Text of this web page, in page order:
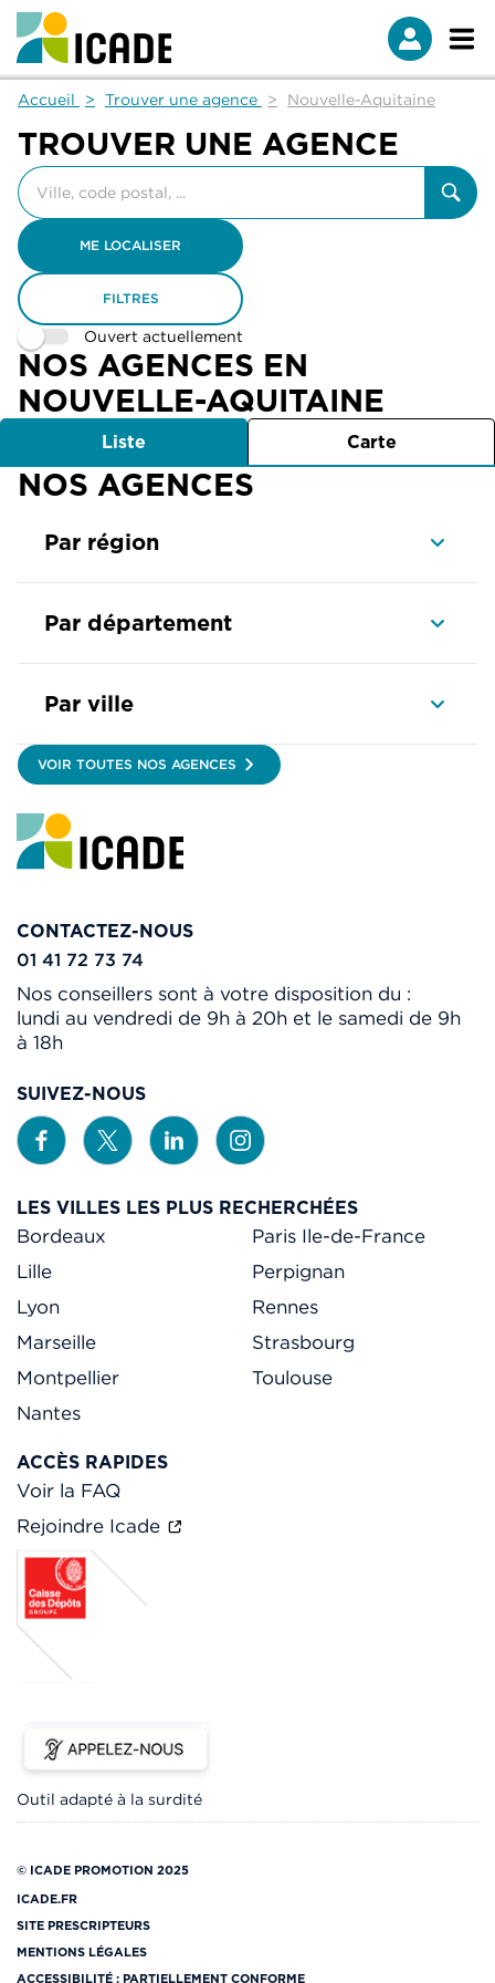
Accueil Trouver une agence Nouvelle-Aquitaine
TROUVER UNE AGENCE
Veuillez
renseigner
une
adresse
ME LOCALISER
FILTRES
Ouvert actuellement
NOS AGENCES EN
NOUVELLE-AQUITAINE
Liste Carte
NOS AGENCES
Par région
Par département
Par ville
VOIR TOUTES NOS AGENCES
CONTACTEZ-NOUS
01 41 72 73 74
Nos conseillers sont à votre disposition du :
lundi au vendredi de 9h à 20h et le samedi de 9h
à 18h
SUIVEZ-NOUS
LES VILLES LES PLUS RECHERCHÉES
Bordeaux
Lille
Lyon
Marseille
Montpellier
Nantes
Paris Ile-de-France
Perpignan
Rennes
Strasbourg
Toulouse
ACCÈS RAPIDES
Voir la FAQ
Rejoindre Icade
Outil adapté à la surdité
© ICADE PROMOTION 2025
ICADE.FR
SITE PRESCRIPTEURS
MENTIONS LÉGALES
ACCESSIBILITÉ : PARTIELLEMENT CONFORME